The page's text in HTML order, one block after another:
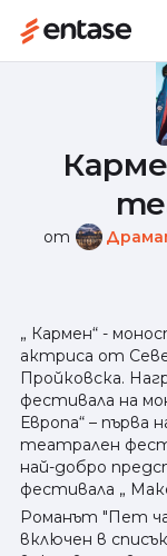
от
„ Кармен“ -
актриса от
Пройковска.
фестивала на
Европа“ – първа
театрален
най-добро
фестивала „
Романът "Пет
включен в